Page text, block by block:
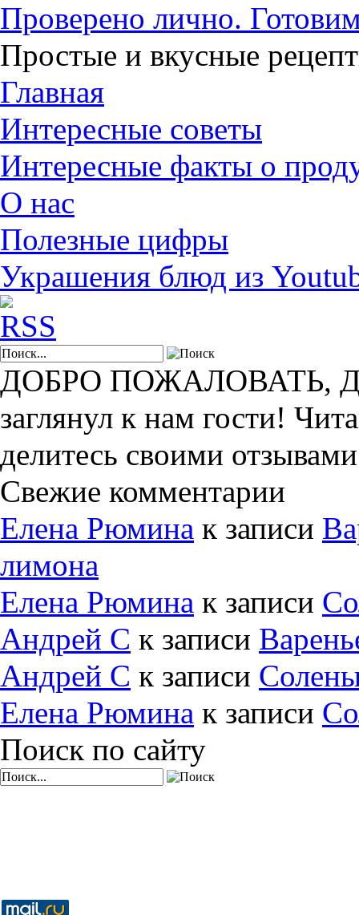
Проверено лично.
Простые и вкусные
Главная
Интересные советы
Интересные факты о
О нас
Полезные цифры
Украшения блюд из
ДОБРО ПОЖАЛОВАТЬ,
заглянул к нам гости!
делитесь своими
Свежие комментарии
Елена Рюмина к записи
лимона
Елена Рюмина к записи
Андрей С к записи
Андрей С к записи
Елена Рюмина к записи
Поиск по сайту